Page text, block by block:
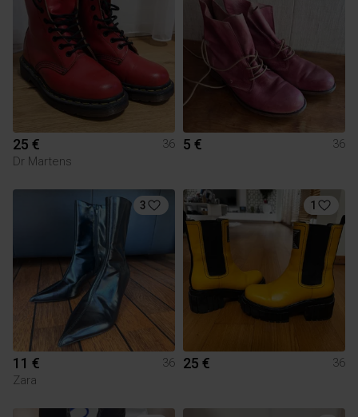
25 €
36
Dr Martens
5 € 36
3
11 €
36
Zara
1
25 € 36